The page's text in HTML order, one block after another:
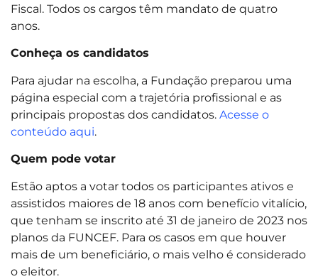
Fiscal. Todos os cargos têm mandato de quatro
anos.
Conheça os candidatos
Para ajudar na escolha, a Fundação preparou uma
página especial com a trajetória profissional e as
principais propostas dos candidatos. Acesse o
conteúdo aqui.
Quem pode votar
Estão aptos a votar todos os participantes ativos e
assistidos maiores de 18 anos com benefício vitalício,
que tenham se inscrito até 31 de janeiro de 2023 nos
planos da FUNCEF. Para os casos em que houver
mais de um beneficiário, o mais velho é considerado
o eleitor.